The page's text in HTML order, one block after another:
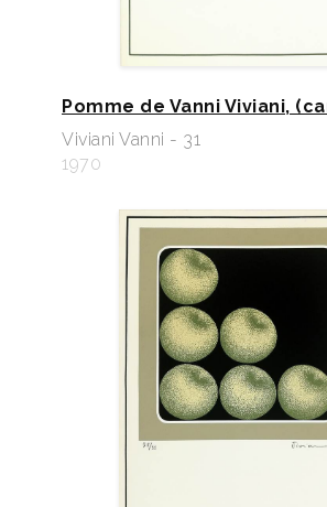
Pomme de Vanni Viviani,
Viviani Vanni - 31
1970